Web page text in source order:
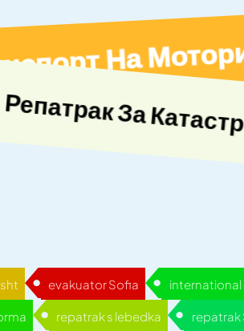
evakuator Sofia
repatrak s lebedka repatrak